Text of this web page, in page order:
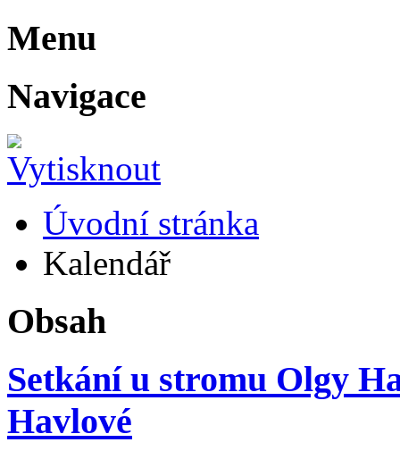
Menu
Navigace
Úvodní stránka
Kalendář
Obsah
Setkání u stromu Olgy
Havlové